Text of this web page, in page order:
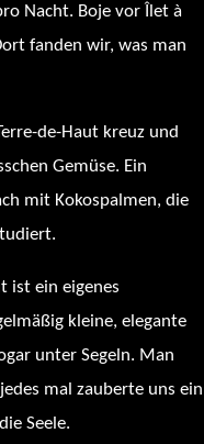
Nacht. Boje vor Îlet à
fanden wir, was man
de-Haut kreuz und
Gemüse. Ein
mit Kokospalmen, die
ist ein eigenes
kleine, elegante
unter Segeln. Man
mal zauberte uns ein
Seele.